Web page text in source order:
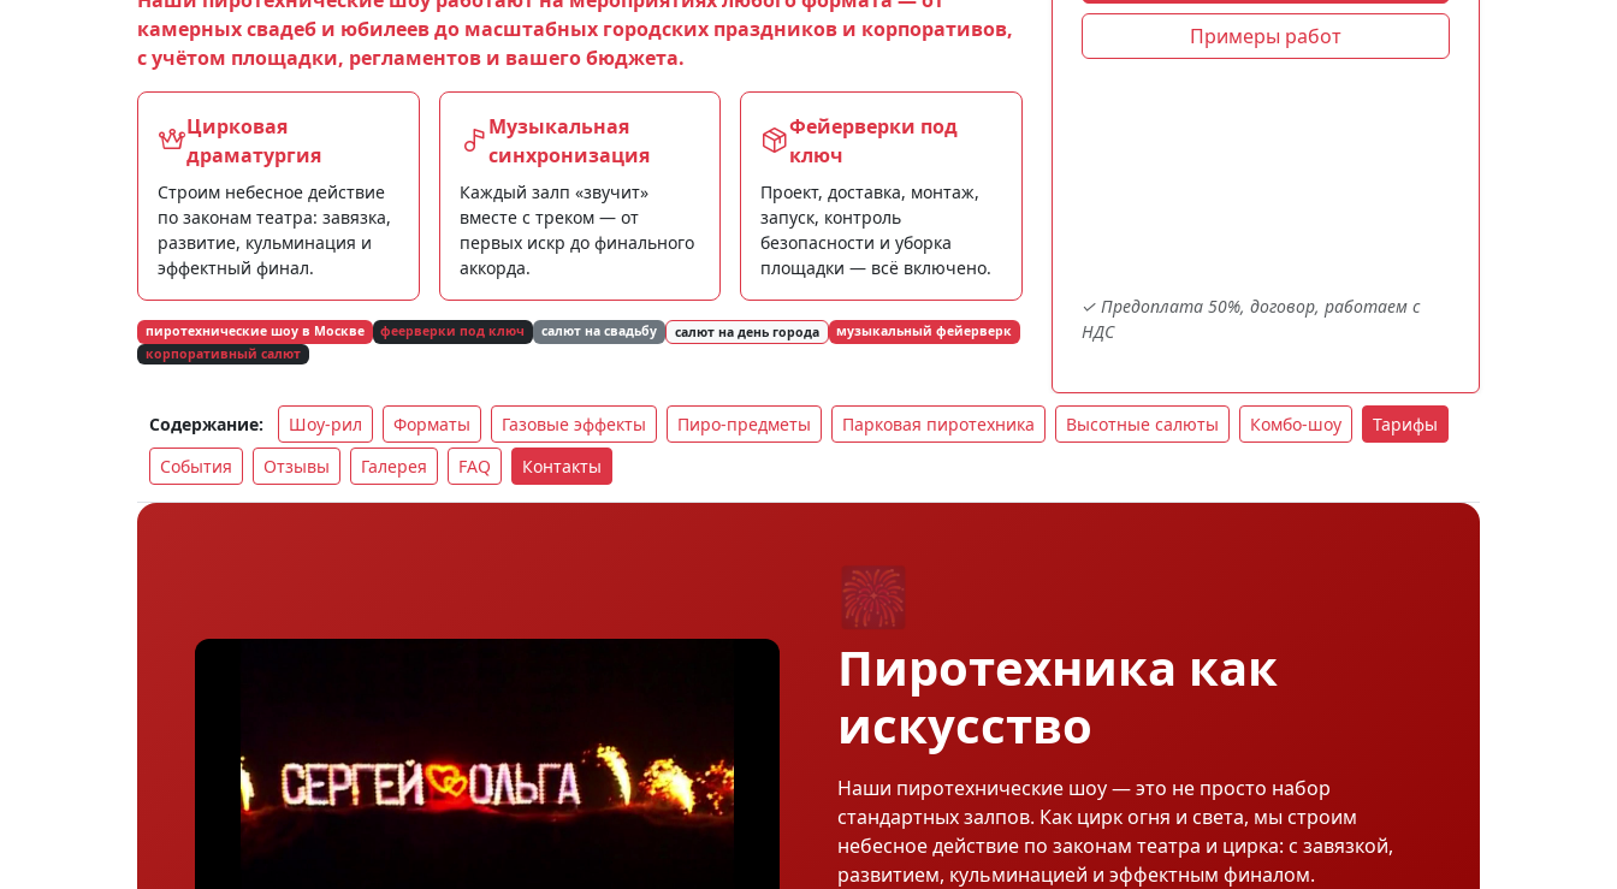
камерных свадеб и юбилеев до масштабных городских праздников и корпоративов,
с учётом площадки, регламентов и вашего бюджета.
Цирковая
драматургия
Строим небесное действие
по законам театра: завязка,
развитие, кульминация и
эффектный финал.
Музыкальная
синхронизация
Каждый залп «звучит»
вместе с треком — от
первых искр до финального
аккорда.
Фейерверки под
ключ
Проект, доставка, монтаж,
запуск, контроль
безопасности и уборка
площадки — всё включено.
пиротехнические шоу в Москве феерверки под ключ салют на свадьбу салют на день города
музыкальный фейерверк
корпоративный салют
Примеры работ
✓ Предоплата 50%, договор, работаем с
НДС
Содержание: Шоу-рил Форматы Газовые эффекты Пиро-предметы Парковая пиротехника Высотные салюты Комбо-шоу
Тарифы
События
Отзывы Галерея FAQ Контакты
🎆
Пиротехника как
искусство
Наши пиротехнические шоу — это не просто набор
стандартных залпов. Как цирк огня и света, мы строим
небесное действие по законам театра и цирка: с завязкой,
развитием, кульминацией и эффектным финалом.